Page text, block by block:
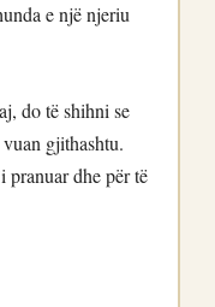
e një njeriu
do të shihni se
gjithashtu.
pranuar dhe për të